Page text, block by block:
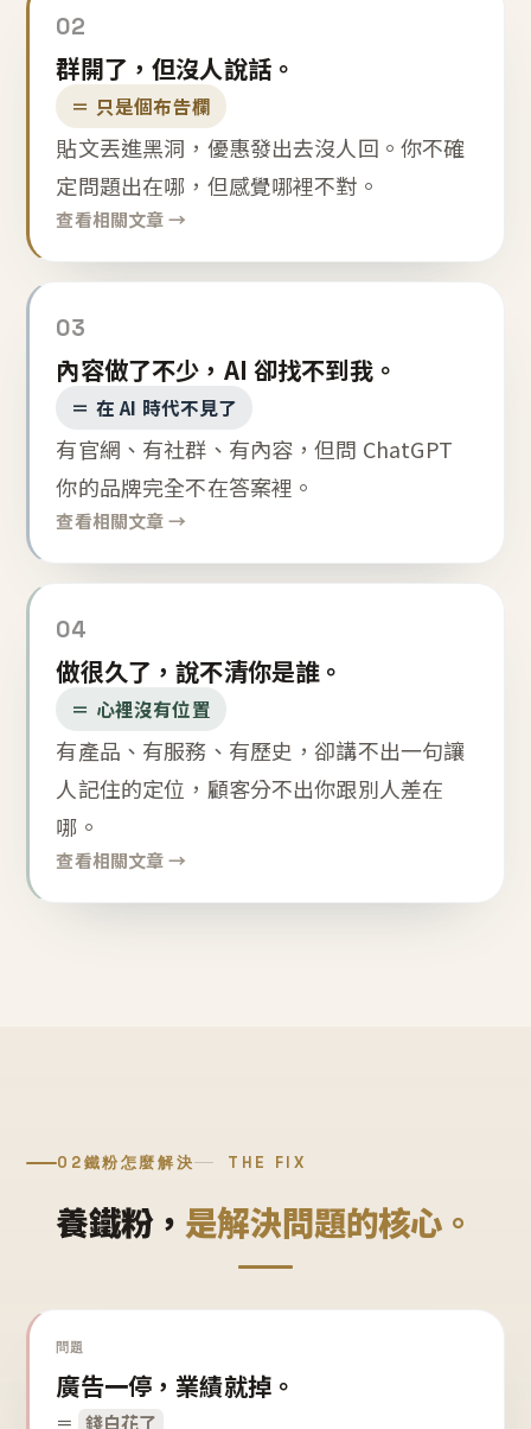
02
群開了，但沒人說話。
＝ 只是個布告欄
貼文丟進黑洞，優惠發出去沒人回。你不確
定問題出在哪，但感覺哪裡不對。
查看相關文章 →
03
內容做了不少，AI 卻找不到我。
＝ 在 AI 時代不見了
有官網、有社群、有內容，但問 ChatGPT
你的品牌完全不在答案裡。
查看相關文章 →
04
做很久了，說不清你是誰。
＝ 心裡沒有位置
有產品、有服務、有歷史，卻講不出一句讓
人記住的定位，顧客分不出你跟別人差在
哪。
查看相關文章 →
02鐵粉怎麼解決 THE FIX
養鐵粉， 是解決問題的核心。
問題
廣告一停，業績就掉。
＝ 錢白花了